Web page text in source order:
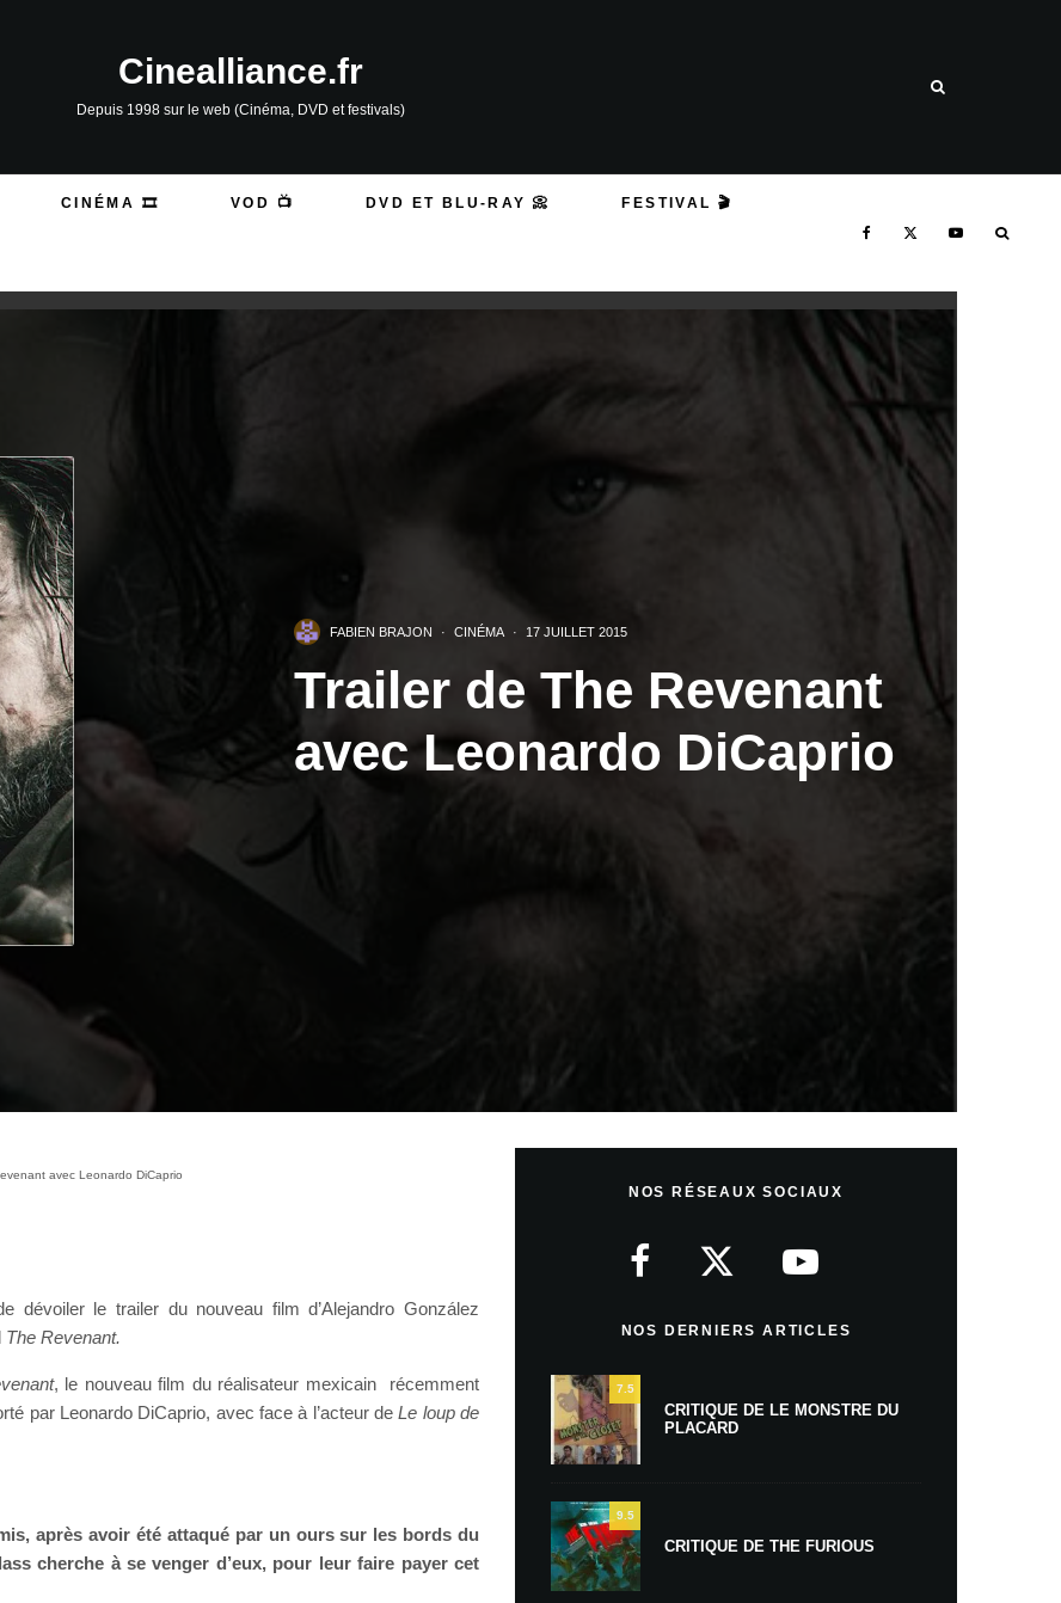
Cinealliance.fr
Depuis 1998 sur le web (Cinéma, DVD et festivals)
CINÉMA 🎞️ VOD 📺 DVD ET BLU-RAY 📀 FESTIVAL 🎬
FABIEN BRAJON · CINÉMA · 17 JUILLET 2015
Trailer de The Revenant
avec Leonardo DiCaprio
avec Leonardo DiCaprio
dévoiler le trailer du nouveau film d’Alejandro González
The Revenant.
, le nouveau film du réalisateur mexicain récemment
par Leonardo DiCaprio, avec face à l’acteur deLe loup de
après avoir été attaqué par un ours sur les bords du
cherche à se venger d’eux, pour leur faire payer cet
NOS RÉSEAUX SOCIAUX
NOS DERNIERS ARTICLES
7.5
CRITIQUE DE LE MONSTRE DU
PLACARD
9.5
CRITIQUE DE THE FURIOUS